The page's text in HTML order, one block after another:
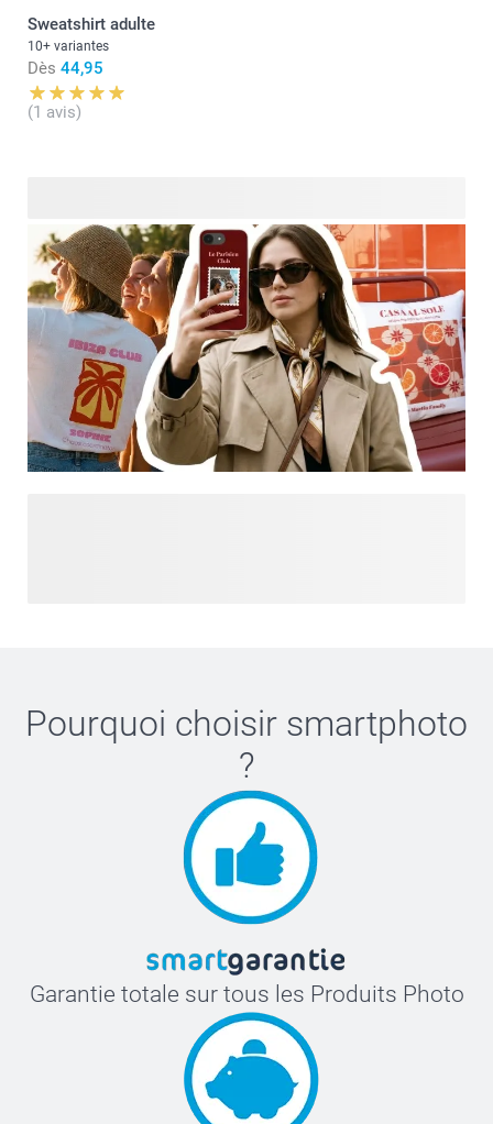
Sweatshirt adulte
10+ variantes
Dès 44,95
(1 avis)
Pourquoi choisir smartphoto
?
Garantie totale sur tous les Produits Photo